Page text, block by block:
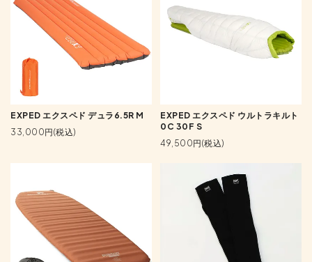
EXPED エクスペド デュラ6.5R M
33,000円(税込)
EXPED エクスペド ウルトラキルト
0C 30F S
49,500円(税込)